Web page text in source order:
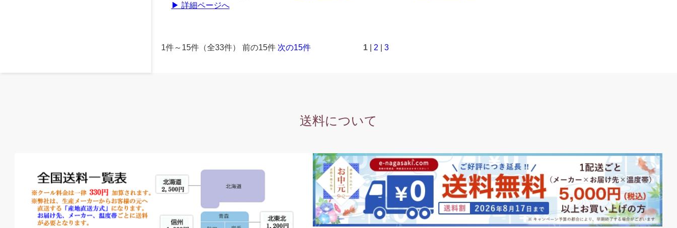
▶ 詳細ページへ
1件～15件（全33件） 前の15件 次の15件 1 2 |3
送料について